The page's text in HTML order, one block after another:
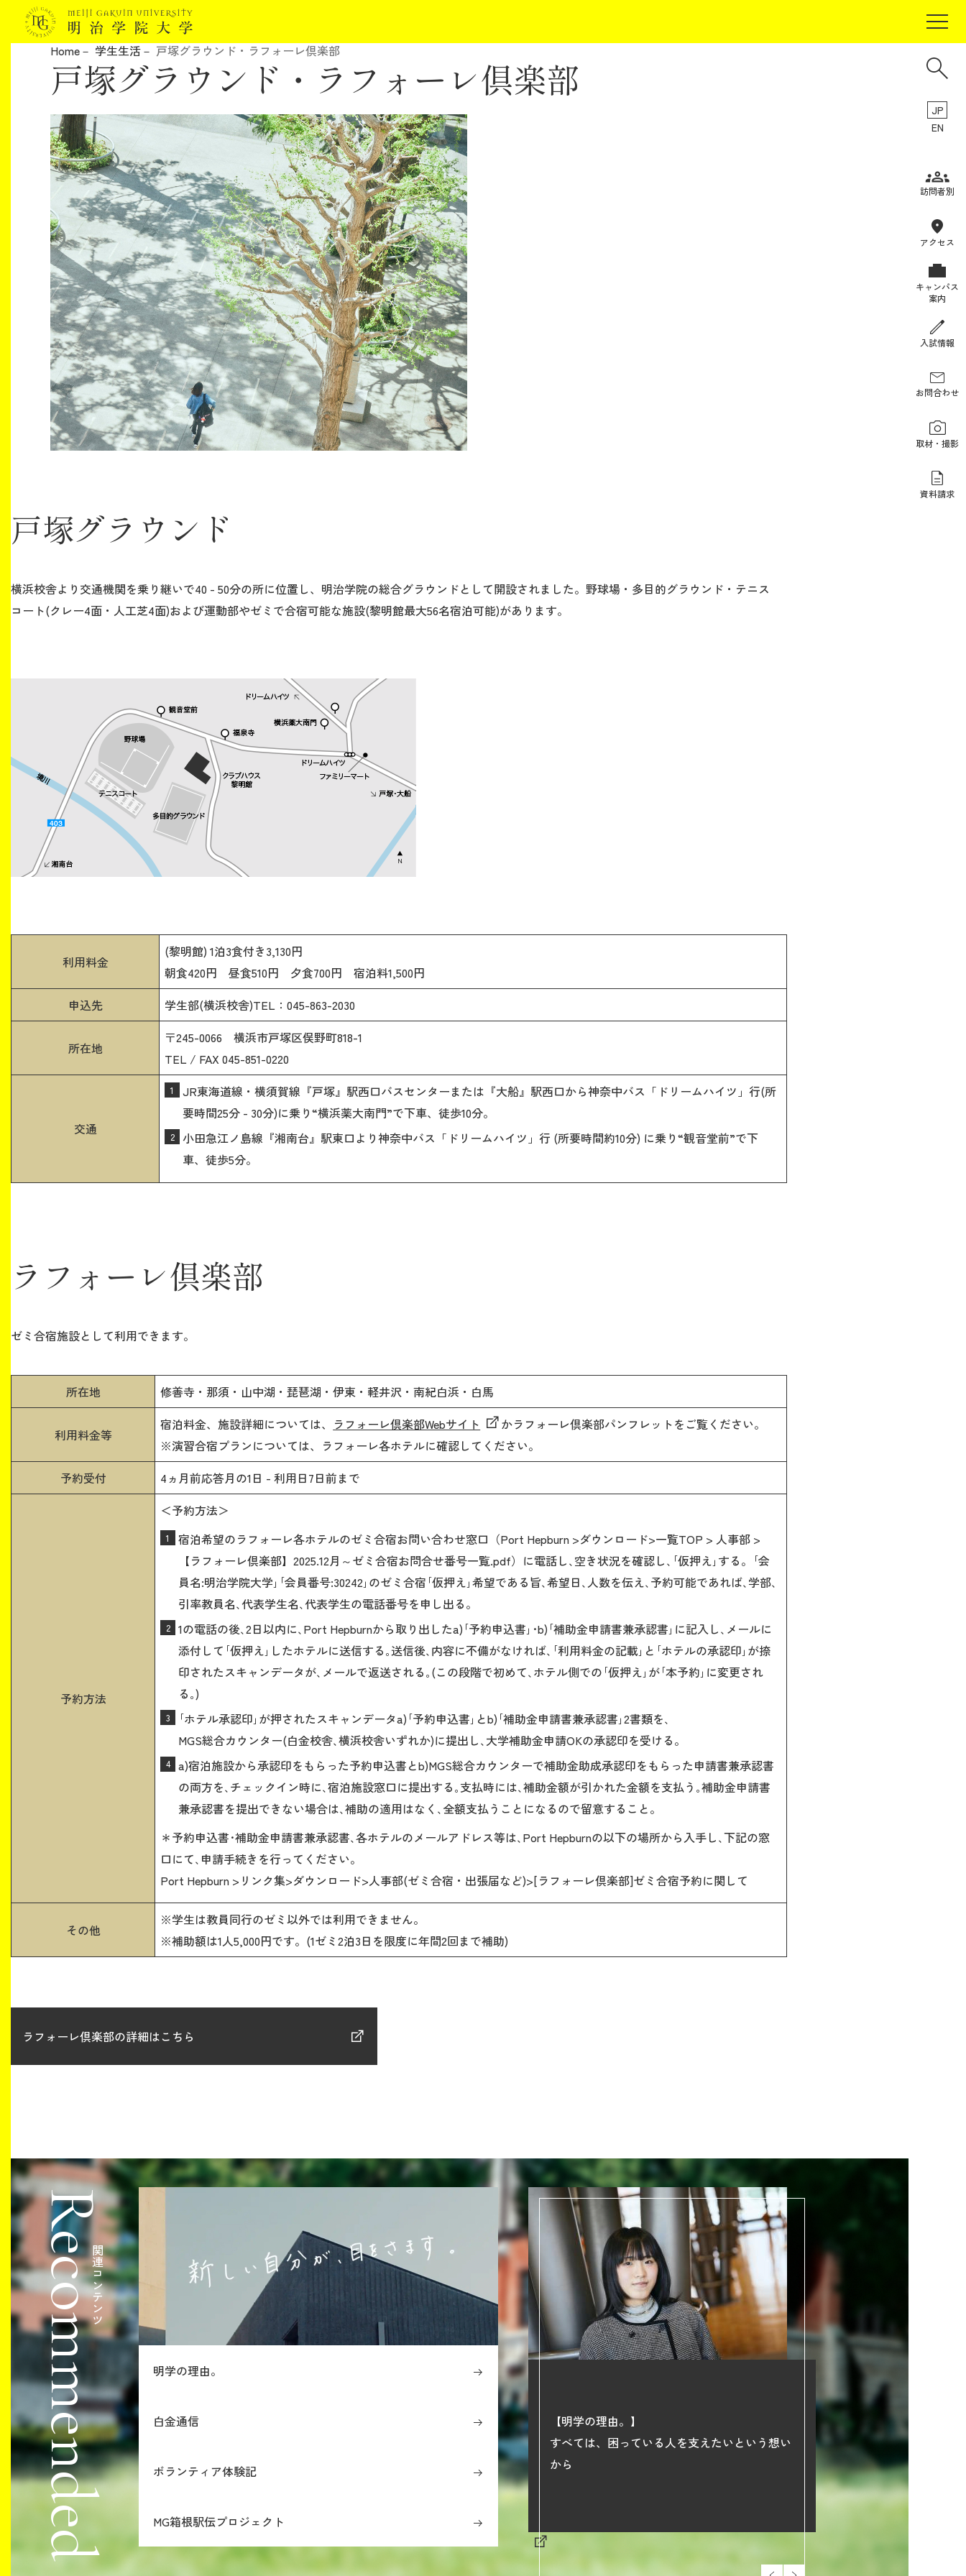
JP
EN
訪問者別
アクセス
キャンパス
案内
入試情報
お問合わせ
取材・撮影
資料請求
明治学院大学について
留学・国際交流
キャリア
ボランティア
生涯学習・社会連携
入試情報サイト
2026年9月入学者向け 新入生サイト
MGグッズ オンラインショップ
（外部サイト）
Home 学生生活 戸塚グラウンド・ラフォーレ倶楽部
戸塚グラウンド・ラフォーレ倶楽部
戸塚グラウンド
横浜校舎より交通機関を乗り継いで40 - 50分の所に位置し、明治学院の総合グラウンドとして開設されました。野球場・多目的グラウンド・テニス
コート(クレー4面・人工芝4面)および運動部やゼミで合宿可能な施設(黎明館最大56名宿泊可能)があります。
利用料金
(黎明館) 1泊3食付き3,130円
朝食420円 昼食510円 夕食700円 宿泊料1,500円
申込先
学生部(横浜校舎)TEL：045-863-2030
所在地
〒245-0066 横浜市戸塚区俣野町818-1
TEL / FAX 045-851-0220
交通
JR東海道線・横須賀線『戸塚』駅西口バスセンターまたは『大船』駅西口から神奈中バス「ドリームハイツ」行(所
要時間25分 - 30分)に乗り“横浜薬大南門”で下車、徒歩10分。
小田急江ノ島線『湘南台』駅東口より神奈中バス「ドリームハイツ」行 (所要時間約10分) に乗り“観音堂前”で下
車、徒歩5分。
ラフォーレ倶楽部
ゼミ合宿施設として利用できます。
所在地 修善寺・那須・山中湖・琵琶湖・伊東・軽井沢・南紀白浜・白馬
利用料金等
宿泊料金、施設詳細については、 ラフォーレ倶楽部Webサイト
かラフォーレ倶楽部パンフレットをご覧ください。
※演習合宿プランについては、ラフォーレ各ホテルに確認してください。
予約受付
4ヵ月前応答月の1日 - 利用日7日前まで
予約方法
＜予約方法＞
宿泊希望のラフォーレ各ホテルのゼミ合宿お問い合わせ窓口（Port Hepburn >ダウンロード>一覧TOP > 人事部 >
【ラフォーレ倶楽部】2025.12月～ゼミ合宿お問合せ番号一覧.pdf）に電話し､空き状況を確認し､｢仮押え｣する。｢会
員名:明治学院大学｣｢会員番号:30242｣のゼミ合宿｢仮押え｣希望である旨､希望日､人数を伝え､予約可能であれば､学部､
引率教員名､代表学生名､代表学生の電話番号を申し出る。
1の電話の後､2日以内に､Port Hepburnから取り出したa)｢予約申込書｣･b)｢補助金申請書兼承認書｣に記入し､メールに
添付して｢仮押え｣したホテルに送信する｡送信後､内容に不備がなければ､｢利用料金の記載｣と｢ホテルの承認印｣が捺
印されたスキャンデータが､メールで返送される｡(この段階で初めて､ホテル側での｢仮押え｣が｢本予約｣に変更され
る｡)
｢ホテル承認印｣が押されたスキャンデータa)｢予約申込書｣とb)｢補助金申請書兼承認書｣2書類を､
MGS総合カウンター(白金校舎､横浜校舎いずれか)に提出し､大学補助金申請OKの承認印を受ける。
a)宿泊施設から承認印をもらった予約申込書とb)MGS総合カウンターで補助金助成承認印をもらった申請書兼承認書
の両方を､チェックイン時に､宿泊施設窓口に提出する｡支払時には､補助金額が引かれた金額を支払う｡補助金申請書
兼承認書を提出できない場合は､補助の適用はなく､全額支払うことになるので留意すること。
＊予約申込書･補助金申請書兼承認書､各ホテルのメールアドレス等は､Port Hepburnの以下の場所から入手し､下記の窓
口にて､申請手続きを行ってください。
Port Hepburn >リンク集>ダウンロード>人事部(ゼミ合宿・出張届など)>[ラフォーレ倶楽部]ゼミ合宿予約に関して
その他
※学生は教員同行のゼミ以外では利用できません。
※補助額は1人5,000円です。(1ゼミ2泊3日を限度に年間2回まで補助)
ラフォーレ倶楽部の詳細はこちら
Recommended
関連コンテンツ
明学の理由。
白金通信
ボランティア体験記
MG箱根駅伝プロジェクト
【明学の理由。】
すべては、困っている人を支えたいという想い
から
【明学の理由。】
文系出身の私が情報